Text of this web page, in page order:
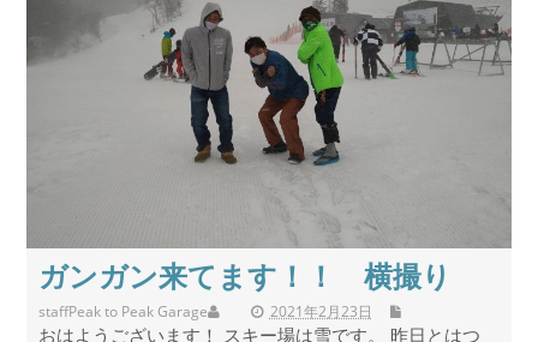
ガンガン来てます！！ 横撮り
staff 2021年2月23日
Peak to Peak Garage
おはようございます！ スキー場は雪です。 昨日とはつ